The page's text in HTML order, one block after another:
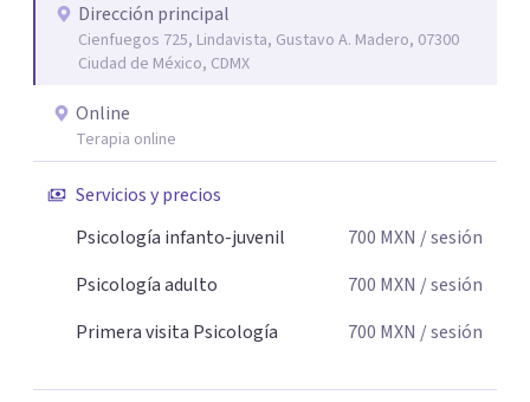
Dirección principal
Cienfuegos 725, Lindavista, Gustavo A. Madero, 07300
Ciudad de México, CDMX
Online
Terapia online
Servicios y precios
Psicología infanto-juvenil
700 MXN / sesión
Psicología adulto
700 MXN / sesión
Primera visita Psicología
700 MXN / sesión